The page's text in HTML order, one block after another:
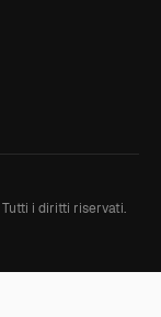
Tutti i diritti riservati.